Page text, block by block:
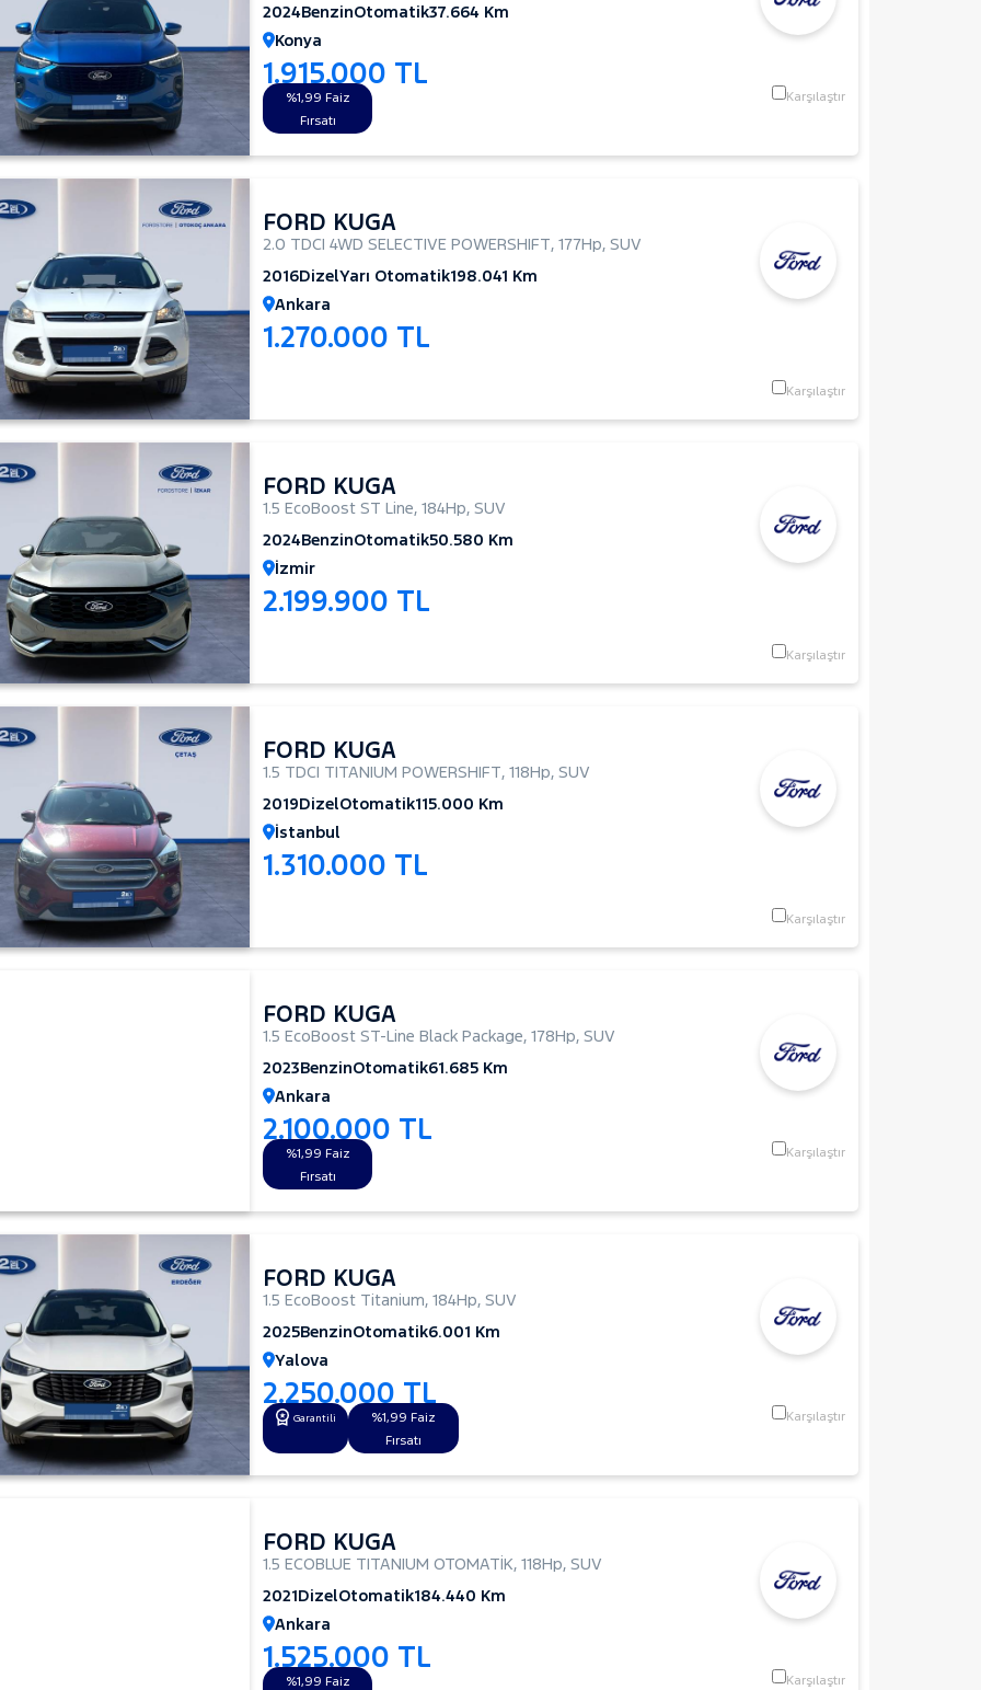
2024BenzinOtomatik37.664 Km
Konya
1.915.000 TL
%1,99 Faiz
Fırsatı
Karşılaştır
FORD KUGA
2.0 TDCI 4WD SELECTIVE POWERSHIFT, 177Hp, SUV
2016DizelYarı Otomatik198.041 Km
Ankara
1.270.000 TL
Karşılaştır
FORD KUGA
1.5 EcoBoost ST Line, 184Hp, SUV
2024BenzinOtomatik50.580 Km
İzmir
2.199.900 TL
Karşılaştır
FORD KUGA
1.5 TDCI TITANIUM POWERSHIFT, 118Hp, SUV
2019DizelOtomatik115.000 Km
İstanbul
1.310.000 TL
Karşılaştır
FORD KUGA
1.5 EcoBoost ST-Line Black Package, 178Hp, SUV
2023BenzinOtomatik61.685 Km
Ankara
2.100.000 TL
%1,99 Faiz
Fırsatı
Karşılaştır
FORD KUGA
1.5 EcoBoost Titanium, 184Hp, SUV
2025BenzinOtomatik6.001 Km
Yalova
2.250.000 TL
Garantili
%1,99 Faiz
Fırsatı
Karşılaştır
FORD KUGA
1.5 ECOBLUE TITANIUM OTOMATİK, 118Hp, SUV
2021DizelOtomatik184.440 Km
Ankara
1.525.000 TL
%1,99 Faiz Karşılaştır